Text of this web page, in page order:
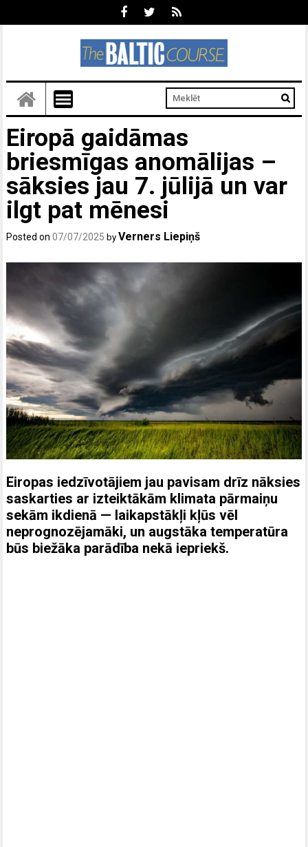
Eiropā gaidāmas
briesmīgas anomālijas –
sāksies jau 7. jūlijā un var
ilgt pat mēnesi
Posted on07/07/2025 byVerners Liepiņš
Eiropas iedzīvotājiem jau pavisam drīz nāksies
saskarties ar izteiktākām klimata pārmaiņu
sekām ikdienā — laikapstākļi kļūs vēl
neprognozējamāki, un augstāka temperatūra
būs biežāka parādība nekā iepriekš.